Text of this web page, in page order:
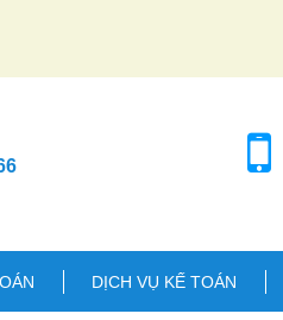
DỊCH VỤ KẾ TOÁN